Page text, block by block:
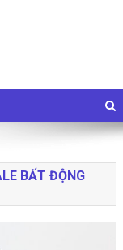
BẤT ĐỘNG